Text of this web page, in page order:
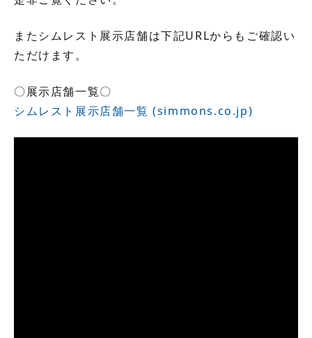
またシムレスト展示店舗は下記URLからもご確認い
ただけます。
〇展示店舗一覧〇
シムレスト展示店舗一覧 (simmons.co.jp)